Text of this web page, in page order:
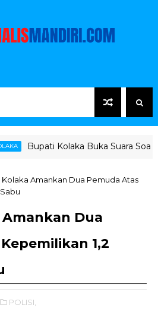
Buka Suara Soal Ketegangan
Kolaka Amankan Dua Pemuda Atas
Dua
1,2
POLISI,